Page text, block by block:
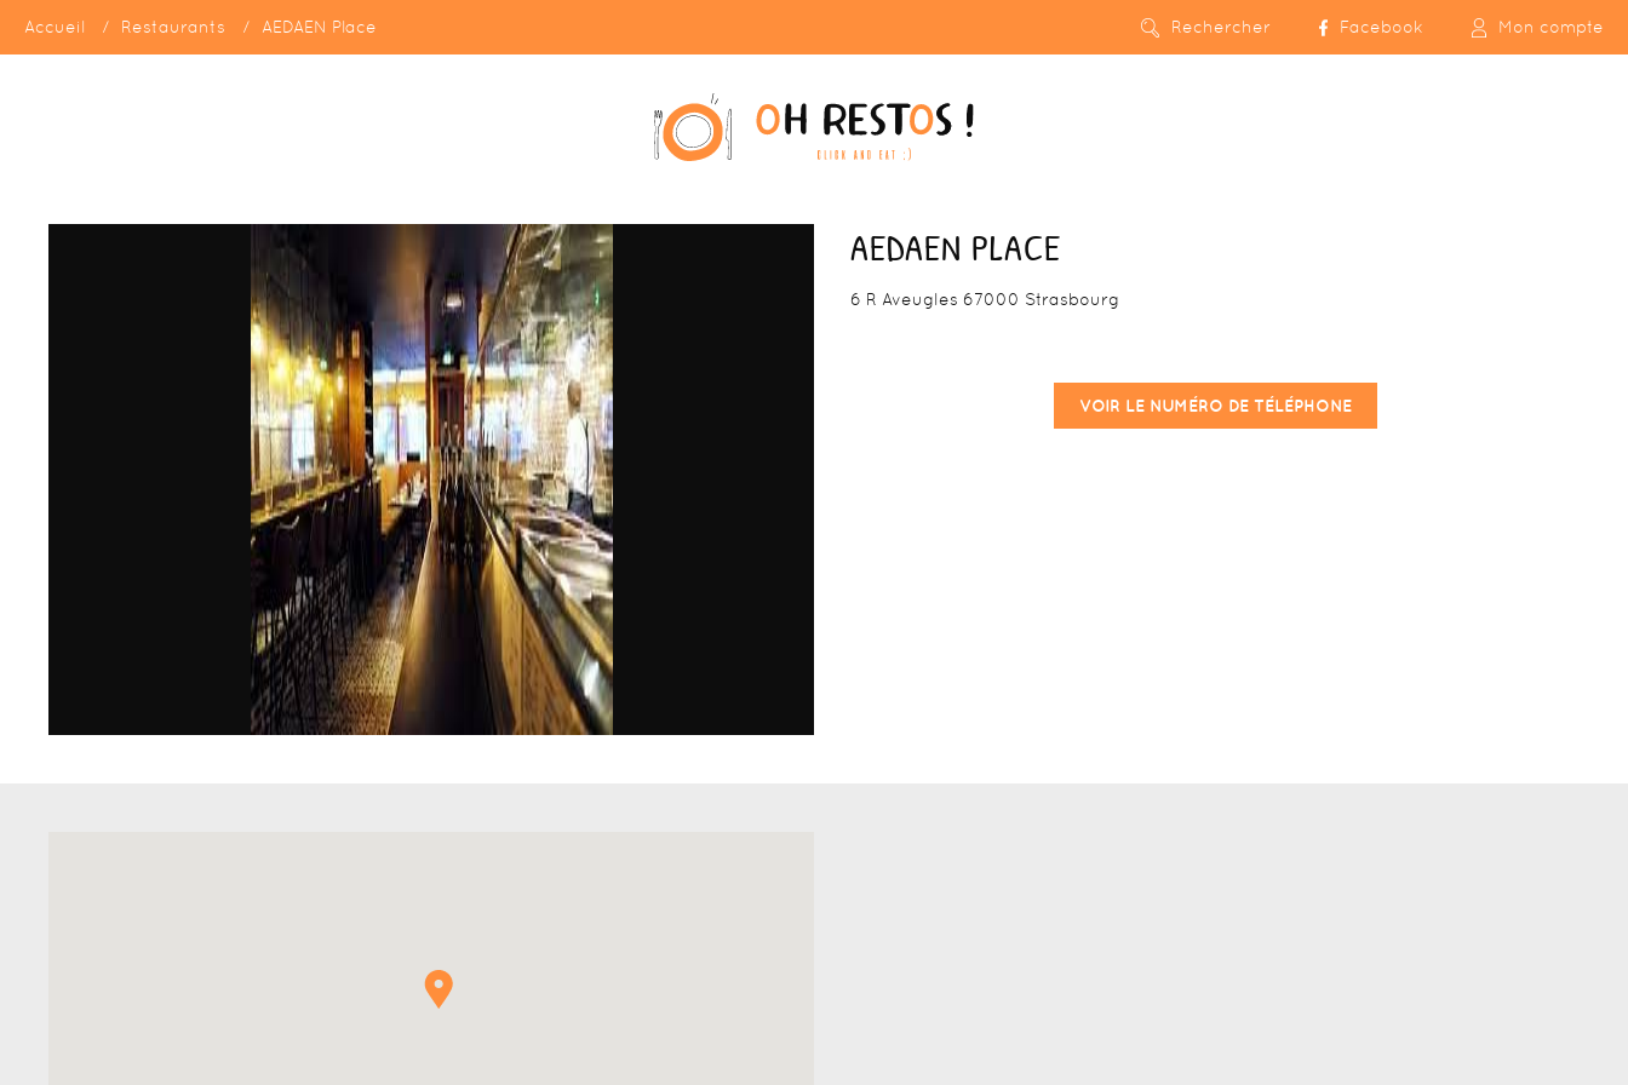
Accueil Restaurants AEDAEN Place Rechercher Facebook Mon compte
AEDAEN PLACE
6 R Aveugles 67000 Strasbourg
VOIR LE NUMÉRO DE TÉLÉPHONE